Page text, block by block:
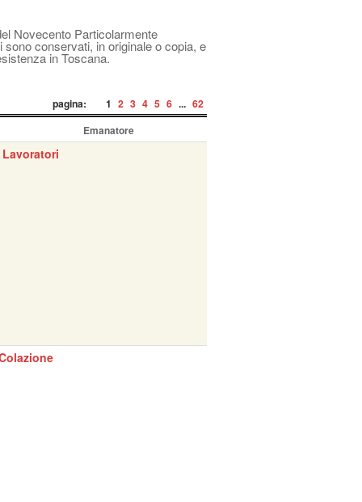
Novecento Particolarmente
conservati, in originale o copia, e
in Toscana.
pagina: 1 2 3 4 5 6 ... 62
Emanatore
Lavoratori